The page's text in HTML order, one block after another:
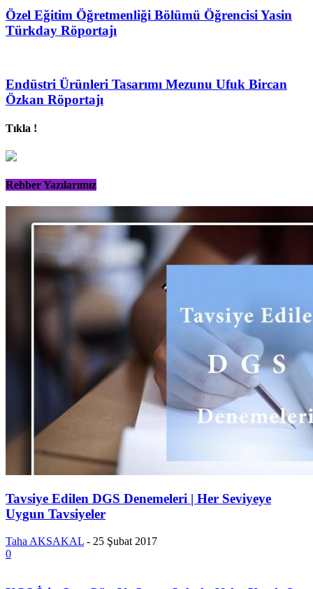
Özel Eğitim Öğretmenliği Bölümü Öğrencisi Yasin
Türkday Röportajı
Endüstri Ürünleri Tasarımı Mezunu Ufuk Bircan
Özkan Röportajı
Tıkla !
Rehber Yazılarımız
Tavsiye Edilen DGS Denemeleri | Her Seviyeye
Uygun Tavsiyeler
Taha AKSAKAL - 25 Şubat 2017
0